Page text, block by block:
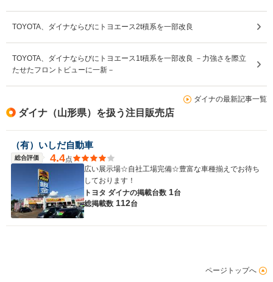
TOYOTA、ダイナならびにトヨエース2t積系を一部改良
TOYOTA、ダイナならびにトヨエース1t積系を一部改良 －力強さを際立
たせたフロントビューに一新－
ダイナの最新記事一覧
ダイナ（山形県）を扱う注目販売店
（有）いしだ自動車
総合評価 4.4点
広い展示場☆自社工場完備☆豊富な車種揃えでお待ち
しております！
トヨタ ダイナの掲載台数 1台
総掲載数 112台
ページトップへ